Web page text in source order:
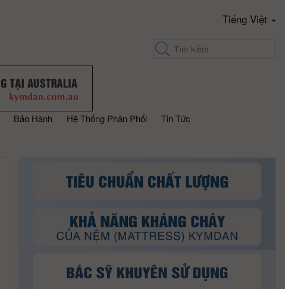
Tiếng Việt
Bảo Hành Hệ Thống Phân Phối
Tin Tức